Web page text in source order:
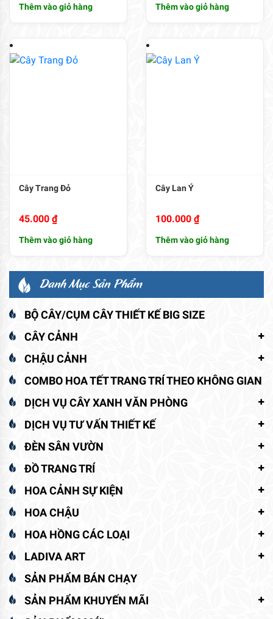
Thêm vào giỏ hàng Thêm vào giỏ hàng
Cây Trang Đỏ
45.000 ₫
Thêm vào giỏ hàng
Cây Lan Ý
100.000 ₫
Thêm vào giỏ hàng
Danh Mục Sản Phẩm
BỘ CÂY/CỤM CÂY THIẾT KẾ BIG SIZE
CÂY CẢNH
CHẬU CẢNH
COMBO HOA TẾT TRANG TRÍ THEO KHÔNG GIAN
DỊCH VỤ CÂY XANH VĂN PHÒNG
DỊCH VỤ TƯ VẤN THIẾT KẾ
ĐÈN SÂN VƯỜN
ĐỒ TRANG TRÍ
HOA CẢNH SỰ KIỆN
HOA CHẬU
HOA HỒNG CÁC LOẠI
LADIVA ART
SẢN PHẨM BÁN CHẠY
SẢN PHẨM KHUYẾN MÃI